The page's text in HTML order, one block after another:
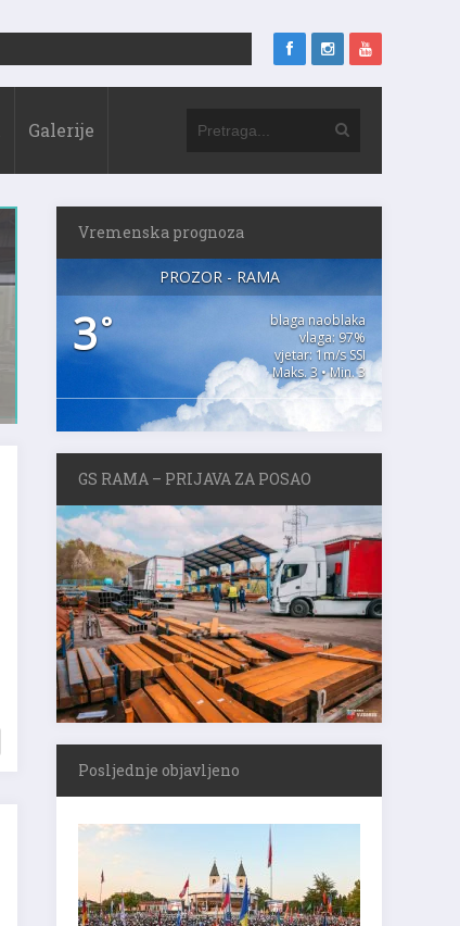
Galerije
Vremenska prognoza
PROZOR - RAMA
3°
blaga naoblaka
vlaga: 97%
vjetar: 1m/s SSI
Maks. 3 • Min. 3
GS RAMA – PRIJAVA ZA POSAO
Posljednje objavljeno